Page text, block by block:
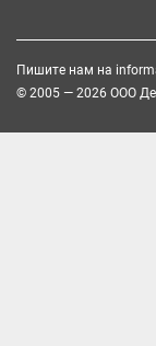
Пишите нам на
© 2005 — 2026 ООО